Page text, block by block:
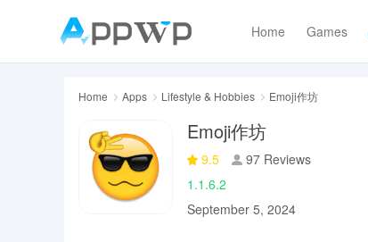
Home Games
Home Apps Lifestyle & Hobbies Emoji作坊
Emoji作坊
9.5
97 Reviews
1.1.6.2
September 5, 2024